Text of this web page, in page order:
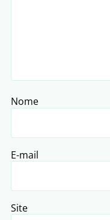
Nome
E-mail
Site